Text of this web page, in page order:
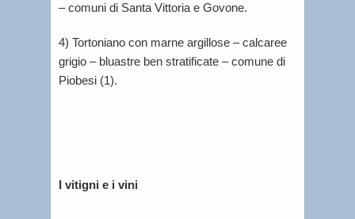
– comuni di Santa Vittoria e Govone.
4) Tortoniano con marne argillose – calcaree
grigio – bluastre ben stratificate – comune di
Piobesi (1).
I vitigni e i vini